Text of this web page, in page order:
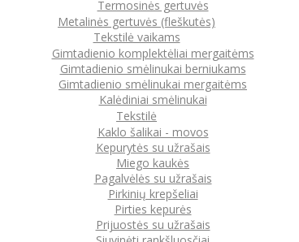
Termosinės gertuvės
Metalinės gertuvės (fleškutės)
Tekstilė vaikams
Gimtadienio komplektėliai mergaitėms
Gimtadienio smėlinukai berniukams
Gimtadienio smėlinukai mergaitėms
Kalėdiniai smėlinukai
Tekstilė
Kaklo šalikai - movos
Kepurytės su užrašais
Miego kaukės
Pagalvėlės su užrašais
Pirkinių krepšeliai
Pirties kepurės
Prijuostės su užrašais